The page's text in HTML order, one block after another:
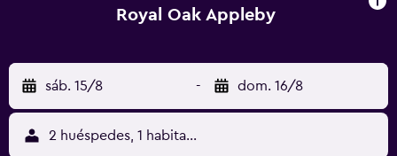
navegar por la web gracias a nuestro acceso a Internet
Royal Oak Appleby
sáb. 15/8 - dom. 16/8
2 huéspedes, 1 habitación